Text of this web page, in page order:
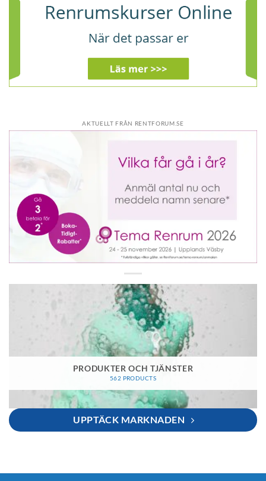
AKTUELLT FRÅN RENTFORUM.SE
PRODUKTER OCH TJÄNSTER
562 PRODUCTS
UPPTÄCK MARKNADEN